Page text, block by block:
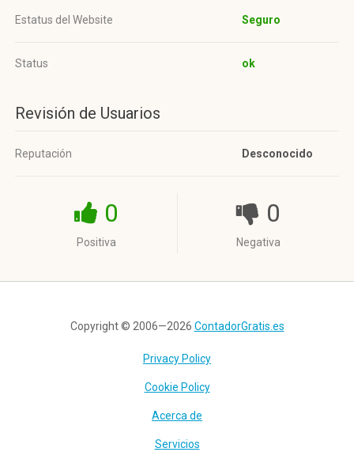
Estatus del Website Seguro
Status ok
Revisión de Usuarios
Reputación Desconocido
0
Positiva
0
Negativa
Copyright © 2006—2026 ContadorGratis.es
Privacy Policy
Cookie Policy
Acerca de
Servicios